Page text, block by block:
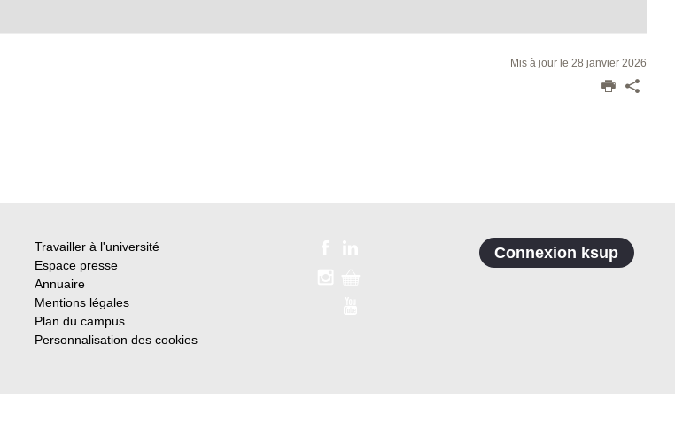
Mis à jour le 28 janvier 2026
Travailler à l'université
Espace presse
Annuaire
Mentions légales
Plan du campus
Personnalisation des cookies
Connexion ksup